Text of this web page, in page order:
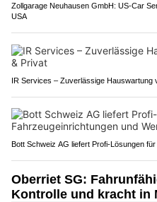
Zollgarage Neuhausen GmbH: US-Car
USA
IR Services – Zuverlässige Hauswartung
Bott Schweiz AG liefert Profi-Lösungen
Oberriet SG:
Kontrolle und kracht in